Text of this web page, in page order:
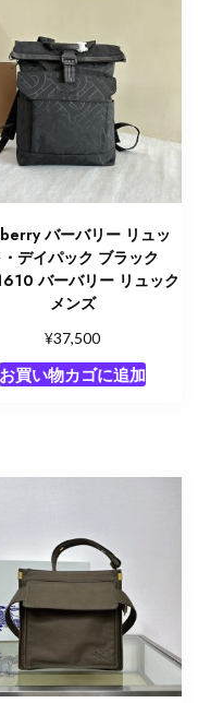
バーバリー リュッ
デイパック ブラック
バーバリー リュック
メンズ
¥37,500
お買い物カゴに追加